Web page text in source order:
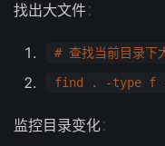
找出大文件：
# 查找当前目录下
find . -type f -
监控目录变化：